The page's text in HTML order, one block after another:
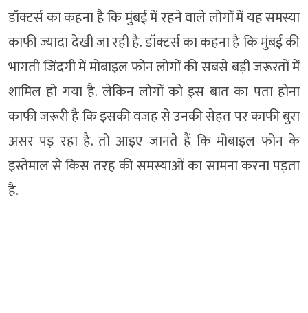
डॉक्टर्स का कहना है कि मुंबई में रहने वाले लोगों में यह समस्या
काफी ज्यादा देखी जा रही है. डॉक्टर्स का कहना है कि मुंबई की
भागती जिंदगी में मोबाइल फोन लोगों की सबसे बड़ी जरूरतों में
शामिल हो गया है. लेकिन लोगों को इस बात का पता होना
काफी जरूरी है कि इसकी वजह से उनकी सेहत पर काफी बुरा
असर पड़ रहा है. तो आइए जानते हैं कि मोबाइल फोन के
इस्तेमाल से किस तरह की समस्याओं का सामना करना पड़ता
है.